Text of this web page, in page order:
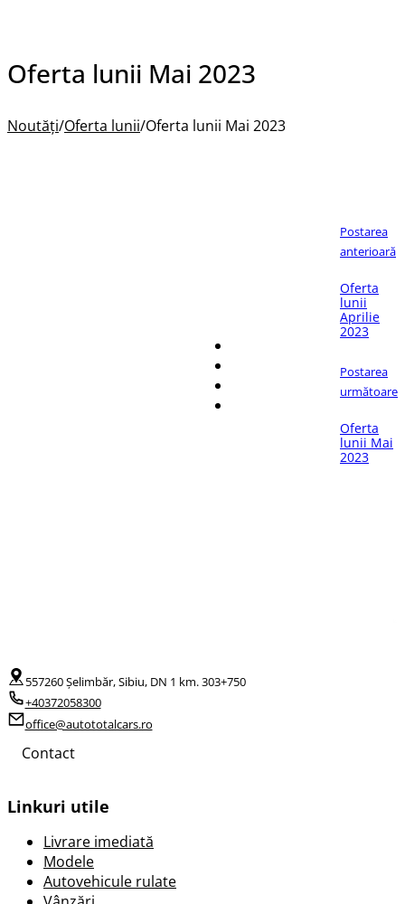
Oferta lunii Mai 2023
Noutăți/Oferta lunii/Oferta lunii Mai 2023
Postarea
anterioară
Oferta
lunii
Aprilie
2023
Postarea
următoare
Oferta
lunii Mai
2023
557260 Șelimbăr, Sibiu, DN 1 km. 303+750
+40372058300
office@autototalcars.ro
Contact
Linkuri utile
Livrare imediată
Modele
Autovehicule rulate